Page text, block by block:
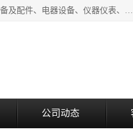
上海拜肯机械设备有限公司成立于2008年，注册地位于上海市浦东新区。经营范围包括机械设备及配件、电器设备、仪器仪表、化工原料及产品、软件及辅助设备，机械设备及配件的制造、加工等；主要产品有：气力输送，小袋倒袋站，吨袋倒袋站，倒桶机，集装箱卸料系统，Z型斗式输送机，螺旋输送机，管链输送机，真空上料机，流化器，配混料系统，软管等。
公司动态